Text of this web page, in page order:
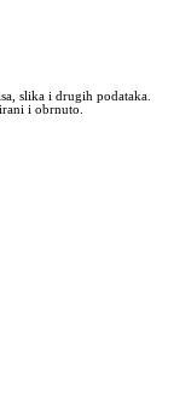
slika i drugih podataka.
i obrnuto.